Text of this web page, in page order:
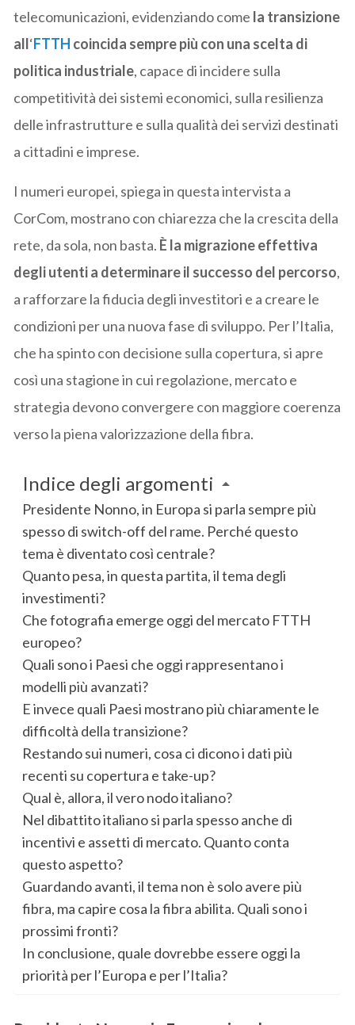
telecomunicazioni, evidenziando come la transizione
all‘FTTH coincida sempre più con una scelta di
politica industriale, capace di incidere sulla
competitività dei sistemi economici, sulla resilienza
delle infrastrutture e sulla qualità dei servizi destinati
a cittadini e imprese.
I numeri europei, spiega in questa intervista a
CorCom, mostrano con chiarezza che la crescita della
rete, da sola, non basta. È la migrazione effettiva
degli utenti a determinare il successo del percorso,
a rafforzare la fiducia degli investitori e a creare le
condizioni per una nuova fase di sviluppo. Per l’Italia,
che ha spinto con decisione sulla copertura, si apre
così una stagione in cui regolazione, mercato e
strategia devono convergere con maggiore coerenza
verso la piena valorizzazione della fibra.
Indice degli argomenti
Presidente Nonno, in Europa si parla sempre più
spesso di switch-off del rame. Perché questo
tema è diventato così centrale?
Quanto pesa, in questa partita, il tema degli
investimenti?
Che fotografia emerge oggi del mercato FTTH
europeo?
Quali sono i Paesi che oggi rappresentano i
modelli più avanzati?
E invece quali Paesi mostrano più chiaramente le
difficoltà della transizione?
Restando sui numeri, cosa ci dicono i dati più
recenti su copertura e take-up?
Qual è, allora, il vero nodo italiano?
Nel dibattito italiano si parla spesso anche di
incentivi e assetti di mercato. Quanto conta
questo aspetto?
Guardando avanti, il tema non è solo avere più
fibra, ma capire cosa la fibra abilita. Quali sono i
prossimi fronti?
In conclusione, quale dovrebbe essere oggi la
priorità per l’Europa e per l’Italia?